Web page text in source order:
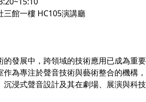
三館一樓 HC105演講廳
的發展中，跨領域的技術應用已成為重要
為專注於聲音技術與藝術整合的機構，
沉浸式聲音設計及其在劇場、展演與科技